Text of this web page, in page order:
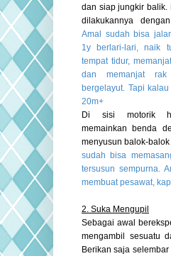
dan siap jungkir balik.
dilakukannya
Amal sudah bisa
1y berlari-lari, naik
tempat tidur,
dan memanjat rak
bergelayut. Tapi
20m+
Di sisi motorik
memainkan benda
menyusun balok-
sudah bisa
tersusun sempurna.
membuat pesawat,
2. Suka Mengupil
Sebagai awal
mengambil sesuatu
Berikan saja